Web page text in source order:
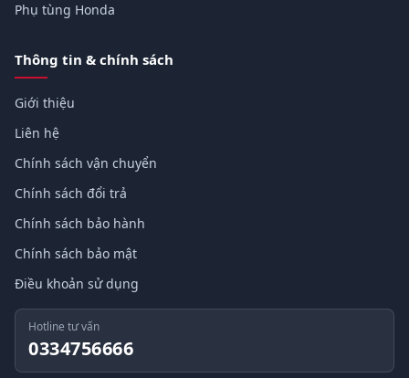
Phụ tùng Honda
Thông tin & chính sách
Giới thiệu
Liên hệ
Chính sách vận chuyển
Chính sách đổi trả
Chính sách bảo hành
Chính sách bảo mật
Điều khoản sử dụng
Hotline tư vấn
0334756666